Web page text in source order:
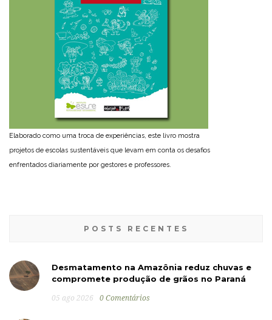
Elaborado como uma troca de experiências, este livro mostra
projetos de escolas sustentáveis que levam em conta os desafios
enfrentados diariamente por gestores e professores.
POSTS RECENTES
Desmatamento na Amazônia reduz chuvas e
compromete produção de grãos no Paraná
05 ago 2026 0 Comentários